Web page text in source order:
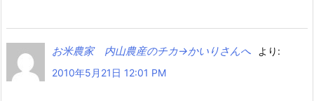
お米農家 内山農産のチカ→かいりさんへ
より:
2010年5月21日 12:01 PM